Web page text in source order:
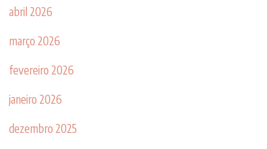
abril 2026
março 2026
fevereiro 2026
janeiro 2026
dezembro 2025